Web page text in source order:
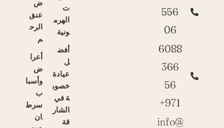
556
06
6088
366
56
971+
info@
ت
الهرم
ونية
أفض
ل
عيادة
خصوب
ة في
الشار
قة
ض
عنق
الرح
م
أعرا
ض
وأسبا
ب
سرط
ان